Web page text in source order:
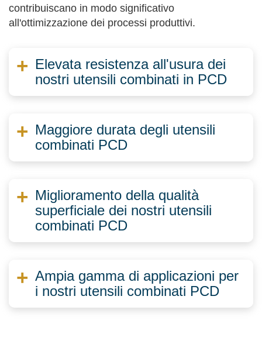
contribuiscano in modo significativo
all'ottimizzazione dei processi produttivi.
Elevata resistenza all'usura dei
nostri utensili combinati in PCD
Maggiore durata degli utensili
combinati PCD
Miglioramento della qualità
superficiale dei nostri utensili
combinati PCD
Ampia gamma di applicazioni per
i nostri utensili combinati PCD